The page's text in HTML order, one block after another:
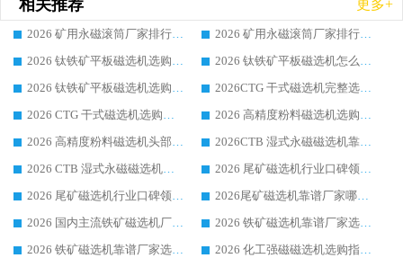
相关推荐 更多+
2026 矿用永磁滚筒厂家排行榜选购干货指南 行业口碑标杆华体会手机网页版-华体会(中国) 实力出众
2026 矿用永磁滚筒厂家排行榜选购指南，行业口碑领域强者华体会手机网页版-华体会(中国)
2026 钛铁矿平板磁选机选购全攻略 市场公认优质品牌厂家实力排行榜
2026 钛铁矿平板磁选机怎么选 靠谱生产企业实力排行榜选购参考攻略
2026 钛铁矿平板磁选机选购指南 行业口碑优选品牌生产企业实力排行榜
2026CTG 干式磁选机完整选购指南 行业口碑顶尖靠谱生产龙头厂家实力推荐
2026 CTG 干式磁选机选购指南|行业口碑靠谱生产厂家领域强者推荐
2026 高精度粉料磁选机选购全攻略 行业优质品牌华体会手机网页版-华体会(中国) 实力深度解析
2026 高精度粉料磁选机头部厂家选购指南 行业口碑靠谱品牌推荐 领域强者华体会手机网页版-华体会(中国) 解析
2026CTB 湿式永磁磁选机靠谱厂家实力排行榜 铁矿选矿设备采购全流程选购指南
2026 CTB 湿式永磁磁选机选购指南|行业口碑良好品牌推荐，领域强者华体会手机网页版-华体会(中国)
2026 尾矿磁选机行业口碑领域强者，源头直供国内主流厂家华体会手机网页版-华体会(中国) 一站式服务
2026 尾矿磁选机行业口碑领域强者，源头直供国内主流厂家华体会手机网页版-华体会(中国) 一站式服务
2026尾矿磁选机靠谱厂家哪家好 行业口碑领域强者华体会手机网页版-华体会(中国) 推荐
2026 国内主流铁矿磁选机厂家选购指南|行业口碑好品牌推荐，领域强者华体会手机网页版-华体会(中国)
2026 铁矿磁选机靠谱厂家选购全攻略 行业标杆华体会手机网页版-华体会(中国) 设备性价比出众
2026 铁矿磁选机靠谱厂家选购指南，领域强者华体会手机网页版-华体会(中国) 铁矿磁选机性价比高
2026 化工强磁磁选机选购指南 5 家行业口碑靠谱厂家领域强者推荐